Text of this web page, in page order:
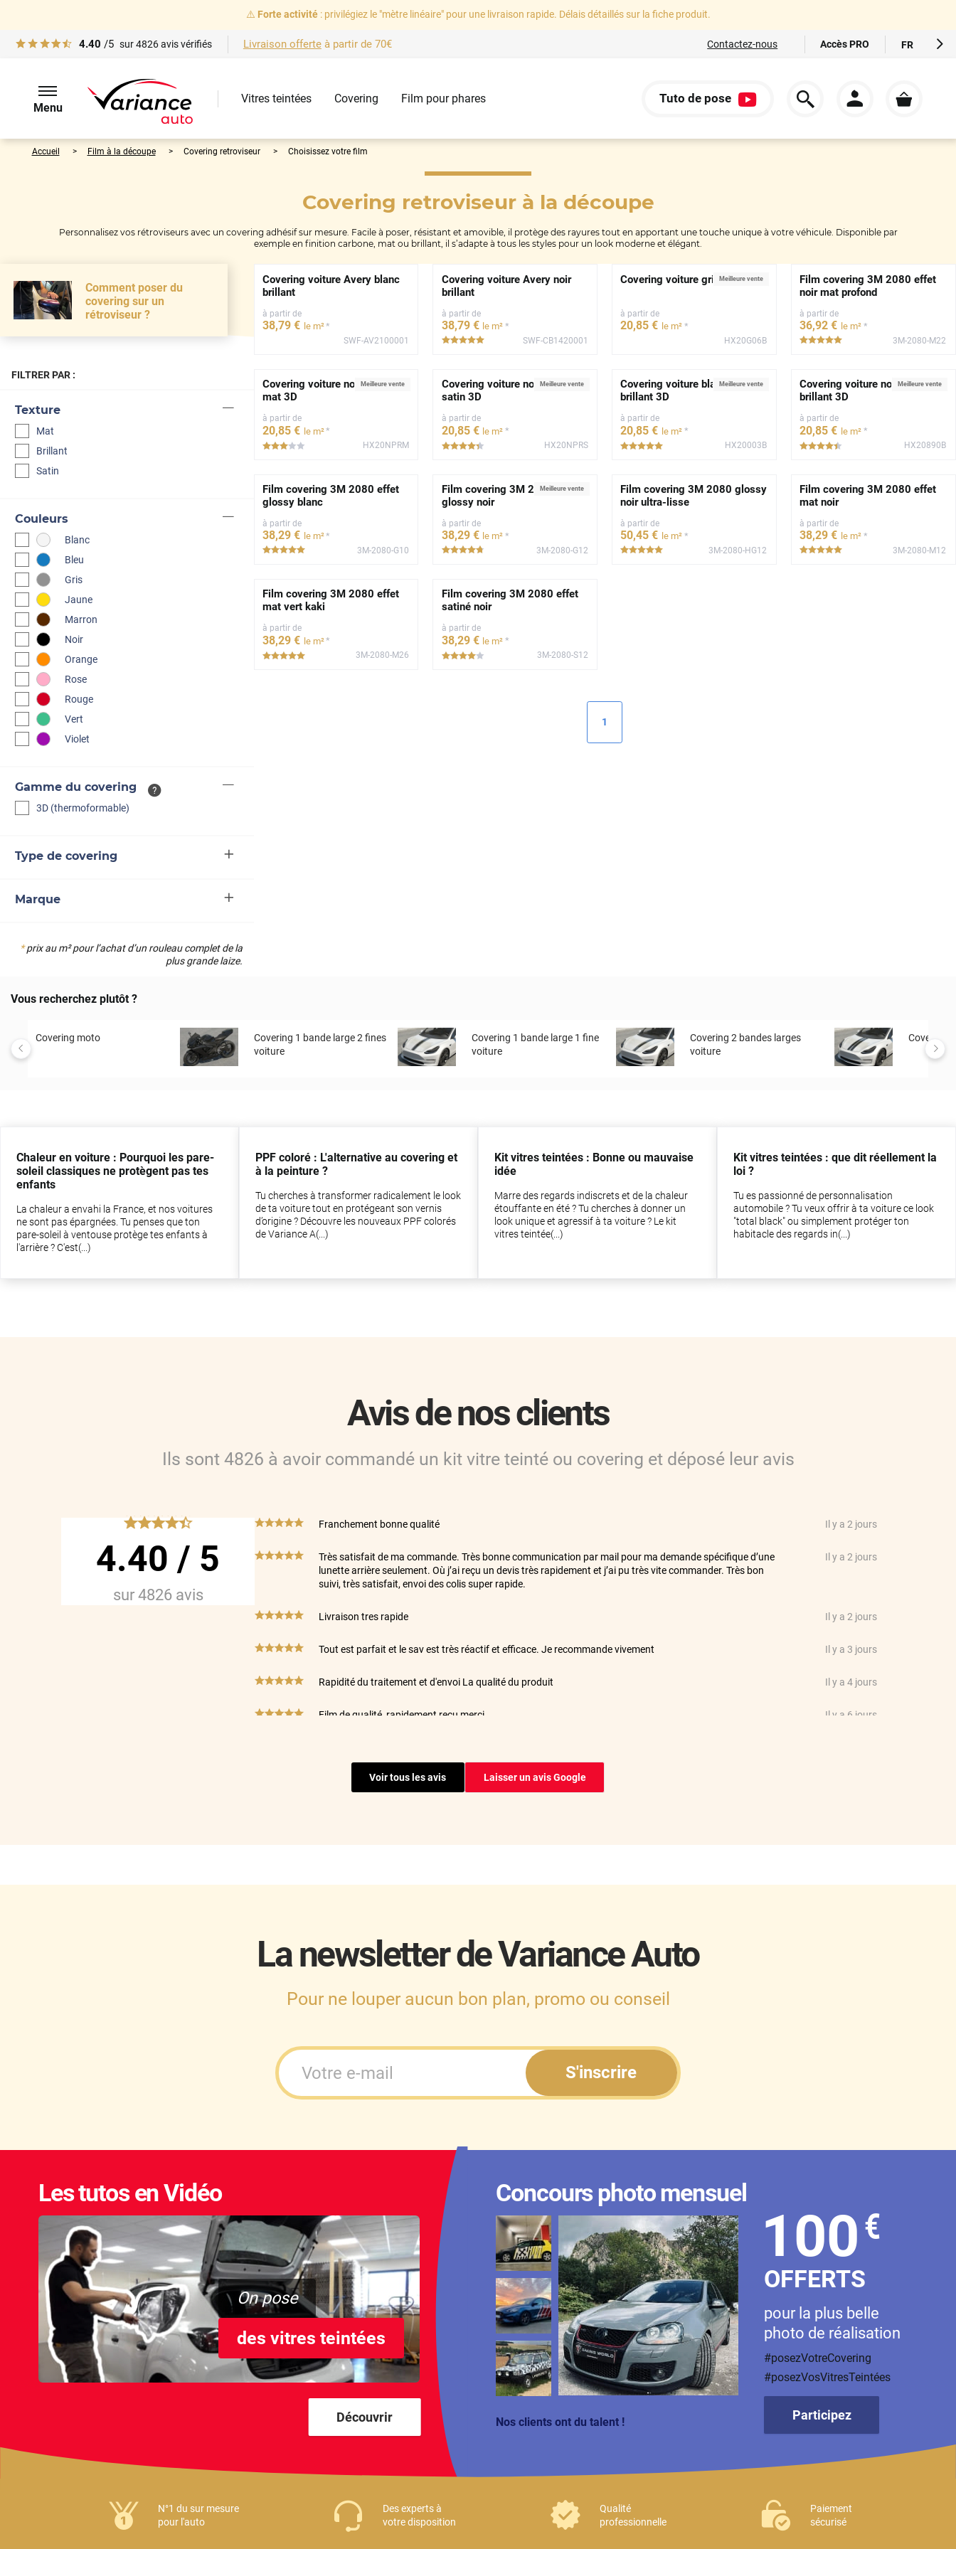
⚠️ Forte activité: privilégiez le "mètre linéaire" pour une livraison rapide. Délais détaillés sur la fiche produit.
4.40 /5 sur4826avis vérifiés Livraison offerteà partir de 70€ Contactez-nous Accès PRO FR
DE
Menu
Vitres teintées Covering Film pour phares Tuto de pose
Accueil Film à la découpe Covering retroviseur Choisissez votre film
Covering retroviseurà la découpe
Personnalisez vos rétroviseurs avec un covering adhésif sur mesure. Facile à poser, résistant et amovible, il protège des rayures tout en apportant une touche unique à votre véhicule. Disponible par
exemple en finition carbone, mat ou brillant, il s’adapte à tous les styles pour un look moderne et élégant.
Comment poser du
covering sur un
rétroviseur ?
FILTRER PAR :
Texture
Mat
Brillant
Satin
Couleurs
Blanc
Bleu
Gris
Jaune
Marron
Noir
Orange
Rose
Rouge
Vert
Violet
Gamme du covering
3D (thermoformable)
Type de covering
Marque
*prix au m² pour l’achat d’un rouleau complet de la
plus grande laize.
Covering voiture Avery blanc
brillant
à partir de
38,79 € le m²*
SWF-AV2100001
Covering voiture Avery noir
brillant
à partir de
38,79 € le m² *
***** SWF-CB1420001
Meilleure vente
Covering voiture gris Nardo 3D
à partir de
20,85 € le m² *
HX20G06B
Film covering 3M 2080 effet
noir mat profond
à partir de
36,92 € le m² *
3M-2080-M22
Meilleure vente
Covering voiture noir profond
mat 3D
à partir de
20,85 € le m²*
***** HX20NPRM
Meilleure vente
Covering voiture noir profond
satin 3D
à partir de
20,85 € le m² *
***** HX20NPRS
Meilleure vente
Covering voiture blanc glacier
brillant 3D
à partir de
20,85 € le m² *
HX20003B
Meilleure vente
Covering voiture noir profond
brillant 3D
à partir de
20,85 € le m² *
***** HX20890B
Film covering 3M 2080 effet
glossy blanc
à partir de
38,29 € le m²*
***** 3M-2080-G10
Meilleure vente
Film covering 3M 2080 effet
glossy noir
à partir de
38,29 € le m² *
***** 3M-2080-G12
Film covering 3M 2080 glossy
noir ultra-lisse
à partir de
50,45 € le m² *
3M-2080-HG12
Film covering 3M 2080 effet
mat noir
à partir de
38,29 € le m² *
3M-2080-M12
Film covering 3M 2080 effet
mat vert kaki
à partir de
38,29 € le m²*
***** 3M-2080-M26
Film covering 3M 2080 effet
satiné noir
à partir de
38,29 € le m² *
***** 3M-2080-S12
1
Vous recherchez plutôt ?
Covering moto
Covering 1 bande large 2 fines
voiture
Covering 1 bande large 1 fine
voiture
Covering 2 bandes larges
voiture
Covering
Chaleur en voiture : Pourquoi les pare-
soleil classiques ne protègent pas tes
enfants
La chaleur a envahi la France, et nos voitures
ne sont pas épargnées. Tu penses que ton
pare-soleil à ventouse protège tes enfants à
l'arrière ? C'est(...)
PPF coloré : L'alternative au covering et
à la peinture ?
Tu cherches à transformer radicalement le look
de ta voiture tout en protégeant son vernis
d’origine ? Découvre les nouveaux PPF colorés
de Variance A(...)
Kit vitres teintées : Bonne ou mauvaise
idée
Marre des regards indiscrets et de la chaleur
étouffante en été ? Tu cherches à donner un
look unique et agressif à ta voiture ? Le kit
vitres teintée(...)
Kit vitres teintées : que dit réellement la
loi ?
Tu es passionné de personnalisation
automobile ? Tu veux offrir à ta voiture ce look
"total black" ou simplement protéger ton
habitacle des regards in(...)
Avis de nos clients
Ils sont 4826 à avoir commandé un kit vitre teinté ou covering et déposé leur avis
*****
4.40 / 5
sur 4826avis
*****Franchement bonne qualité Il y a 2 jours
*****Très satisfait de ma commande. Très bonne communication par mail pour ma demande spécifique d’une
lunette arrière seulement. Où j’ai reçu un devis très rapidement et j’ai pu très vite commander. Très bon
suivi, très satisfait, envoi des colis super rapide.
Il y a 2 jours
*****Livraison tres rapide Il y a 2 jours
*****Tout est parfait et le sav est très réactif et efficace. Je recommande vivement Il y a 3 jours
*****Rapidité du traitement et d'envoi La qualité du produit Il y a 4 jours
*****Film de qualité, rapidement reçu,merci Il y a 6 jours
soin temps et être organisé (linguettes propres, bien de mouiller les mains et les supports etc etc). La
vidéo est très bien faite Le rendu est top même si il y'a quelques imperfections qui sont du à des petites
Voir tous les avis Laisser un avis Google
La newsletter de Variance Auto
Pour ne louper aucun bon plan, promo ou conseil
S'inscrire
Les tutos en Vidéo
On pose
des vitres teintées
Découvrir
Concours photo mensuel
Nos clients ont du talent !
100€
OFFERTS
pour la plus belle
photo de réalisation
#posezVotreCovering
#posezVosVitresTeintées
Participez
N°1 du sur mesure
pour l'auto
Des experts à
votre disposition
Qualité
professionnelle
Paiement
sécurisé